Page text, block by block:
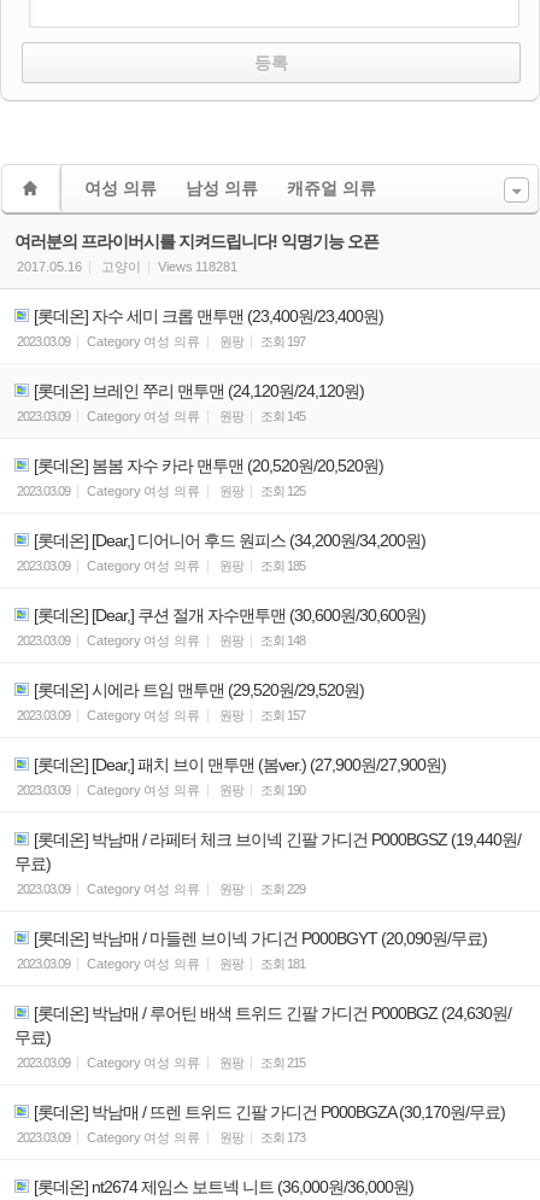
여성 의류 남성 의류 캐쥬얼 의류
여러분의 프라이버시를 지켜드립니다! 익명기능 오픈
2017.05.16 고양이 Views 118281
[롯데온] 자수 세미 크롭 맨투맨 (23,400원/23,400원)
2023.03.09 Category 여성 의류 원팡 조회 197
[롯데온] 브레인 쭈리 맨투맨 (24,120원/24,120원)
2023.03.09 Category 여성 의류 원팡 조회 145
[롯데온] 봄봄 자수 카라 맨투맨 (20,520원/20,520원)
2023.03.09 Category 여성 의류 원팡 조회 125
[롯데온] [Dear,] 디어니어 후드 원피스 (34,200원/34,200원)
2023.03.09 Category 여성 의류 원팡 조회 185
[롯데온] [Dear,] 쿠션 절개 자수맨투맨 (30,600원/30,600원)
2023.03.09 Category 여성 의류 원팡 조회 148
[롯데온] 시에라 트임 맨투맨 (29,520원/29,520원)
2023.03.09 Category 여성 의류 원팡 조회 157
[롯데온] [Dear,] 패치 브이 맨투맨 (봄ver.) (27,900원/27,900원)
2023.03.09 Category 여성 의류 원팡 조회 190
[롯데온] 박남매 / 라페터 체크 브이넥 긴팔 가디건 P000BGSZ (19,440원/
무료)
2023.03.09 Category 여성 의류 원팡 조회 229
[롯데온] 박남매 / 마들렌 브이넥 가디건 P000BGYT (20,090원/무료)
2023.03.09 Category 여성 의류 원팡 조회 181
[롯데온] 박남매 / 루어틴 배색 트위드 긴팔 가디건 P000BGZ (24,630원/
무료)
2023.03.09 Category 여성 의류 원팡 조회 215
[롯데온] 박남매 / 뜨렌 트위드 긴팔 가디건 P000BGZA (30,170원/무료)
2023.03.09 Category 여성 의류 원팡 조회 173
[롯데온] nt2674 제임스 보트넥 니트 (36,000원/36,000원)